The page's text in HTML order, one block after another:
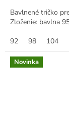
Bavlnené tričko
Zloženie: bavlna
92
98 104
Novinka